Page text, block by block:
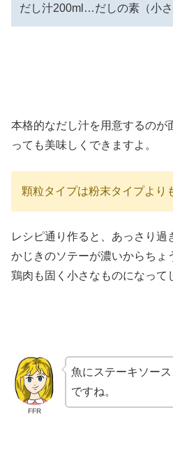
だし汁200ml…だしの素（小さ
本格的なだし汁を用意するのが
っても美味しくできますよ。
顆粒タイプは粉末タイプより
レシピ通り作ると、あっさり
かじきのソテーが濃いからちょ
鶏肉も固く小さなものになって
FFR
魚にステーキソー
ですね。